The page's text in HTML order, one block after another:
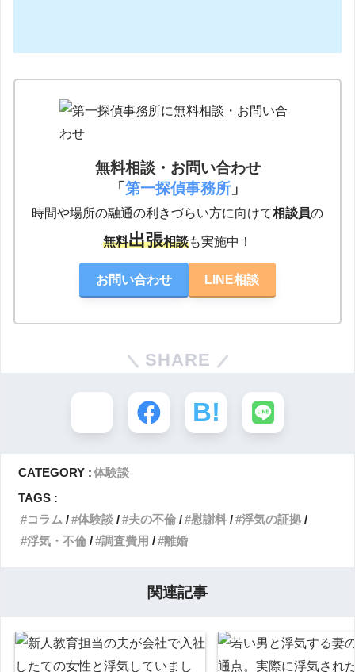
無料相談・お問い合わせ
「 第一探偵事務所」
時間や場所の融通の利きづらい方に向けて相談員の
無料出張相談も実施中！
お問い合わせ LINE相談
SHARE
CATEGORY :体験談
TAGS :
コラム
体験談 夫の不倫 慰謝料
浮気の証拠
浮気・不倫
調査費用 離婚
関連記事